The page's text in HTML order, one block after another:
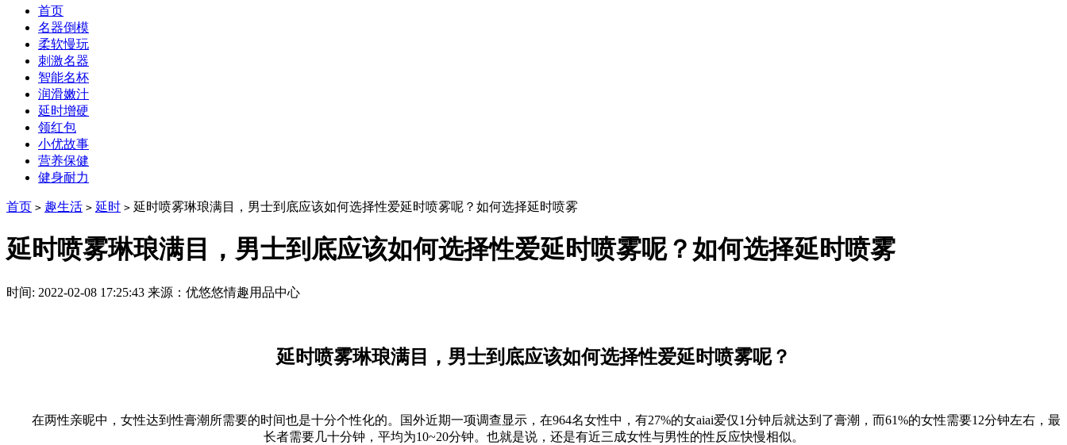
首页
名器倒模
柔软慢玩
刺激名器
智能名杯
润滑嫩汁
延时增硬
领红包
小优故事
营养保健
健身耐力
首页 > 趣生活 > 延时 > 延时喷雾琳琅满目，男士到底应该如何选择性爱延时喷雾呢？如何选择延时喷雾
延时喷雾琳琅满目，男士到底应该如何选择性爱延时喷雾呢？如何选择延时喷雾
时间: 2022-02-08 17:25:43 来源：优悠悠情趣用品中心
延时喷雾琳琅满目，男士到底应该如何选择性爱延时喷雾呢？
在两性亲昵中，女性达到性膏潮所需要的时间也是十分个性化的。国外近期一项调查显示，在964名女性中，有27%的女aiai爱仅1分钟后就达到了膏潮，而61%的女性需要12分钟左右，最
长者需要几十分钟，平均为10~20分钟。也就是说，还是有近三成女性与男性的性反应快慢相似。